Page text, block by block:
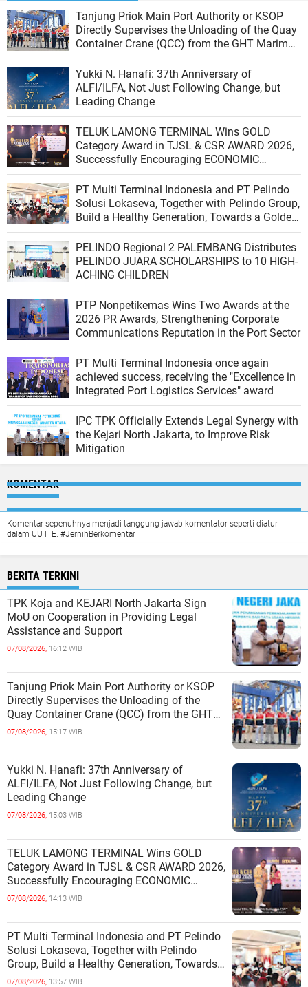
Tanjung Priok Main Port Authority or KSOP
Directly Supervises the Unloading of the Quay
Container Crane (QCC) from the GHT Marimas
Ship at the North JICT Pier
Yukki N. Hanafi: 37th Anniversary of
ALFI/ILFA, Not Just Following Change, but
Leading Change
TELUK LAMONG TERMINAL Wins GOLD
Category Award in TJSL & CSR AWARD 2026,
Successfully Encouraging ECONOMIC
INDEPENDENCE OF COASTAL COMMUNITIES
PT Multi Terminal Indonesia and PT Pelindo
Solusi Lokaseva, Together with Pelindo Group,
Build a Healthy Generation, Towards a Golden
Indonesia
PELINDO Regional 2 PALEMBANG Distributes
PELINDO JUARA SCHOLARSHIPS to 10 HIGH-
ACHING CHILDREN
PTP Nonpetikemas Wins Two Awards at the
2026 PR Awards, Strengthening Corporate
Communications Reputation in the Port Sector
PT Multi Terminal Indonesia once again
achieved success, receiving the "Excellence in
Integrated Port Logistics Services" award
IPC TPK Officially Extends Legal Synergy with
the Kejari North Jakarta, to Improve Risk
Mitigation
KOMENTAR
Komentar sepenuhnya menjadi tanggung jawab komentator seperti diatur
dalam UU ITE. #JernihBerkomentar
BERITA TERKINI
TPK Koja and KEJARI North Jakarta Sign
MoU on Cooperation in Providing Legal
Assistance and Support
07/08/2026, 16:12 WIB
Tanjung Priok Main Port Authority or KSOP
Directly Supervises the Unloading of the
Quay Container Crane (QCC) from the GHT
Marimas Ship at the North J
07/08/2026, 15:17 WIB
Yukki N. Hanafi: 37th Anniversary of
ALFI/ILFA, Not Just Following Change, but
Leading Change
07/08/2026, 15:03 WIB
TELUK LAMONG TERMINAL Wins GOLD
Category Award in TJSL & CSR AWARD 2026,
Successfully Encouraging ECONOMIC
INDEPENDENCE OF COASTAL
07/08/2026, 14:13 WIB
PT Multi Terminal Indonesia and PT Pelindo
Solusi Lokaseva, Together with Pelindo
Group, Build a Healthy Generation, Towards
a Golden Indonesia
07/08/2026, 13:57 WIB